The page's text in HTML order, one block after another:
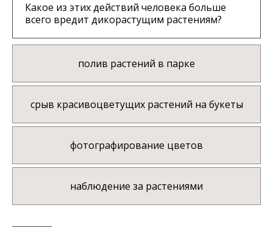
Какое из этих действий человека больше
всего вредит дикорастущим растениям?
полив растений в парке
срыв красивоцветущих растений на букеты
фотографирование цветов
наблюдение за растениями